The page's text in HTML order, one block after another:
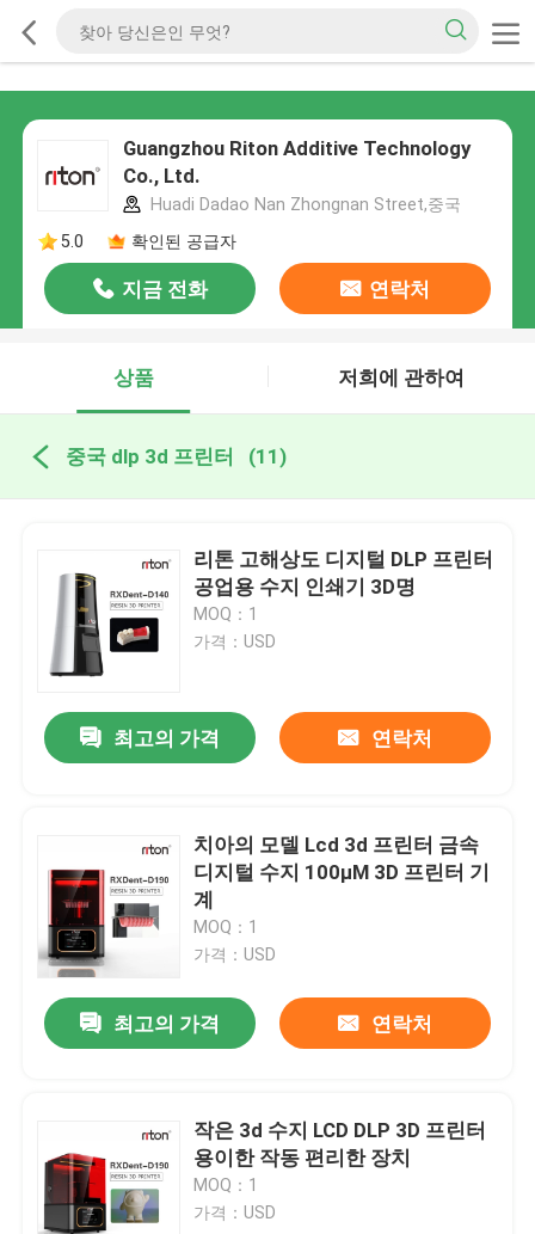
Guangzhou Riton Additive Technology
Co., Ltd.
Huadi Dadao Nan Zhongnan Street,중국
5.0
확인된 공급자
지금 전화 연락처
상품 저희에 관하여
중국 dlp 3d 프린터 (11)
리톤 고해상도 디지털 DLP 프린터
공업용 수지 인쇄기 3D명
MOQ：1
가격：USD
최고의 가격 연락처
치아의 모델 Lcd 3d 프린터 금속
디지털 수지 100μM 3D 프린터 기
계
MOQ：1
가격：USD
최고의 가격 연락처
작은 3d 수지 LCD DLP 3D 프린터
용이한 작동 편리한 장치
MOQ：1
가격：USD